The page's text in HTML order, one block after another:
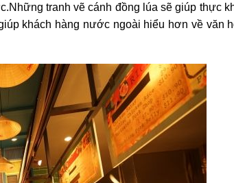
tranh vẽ cánh đồng lúa sẽ giúp thực
khách hàng nước ngoài hiểu hơn về văn